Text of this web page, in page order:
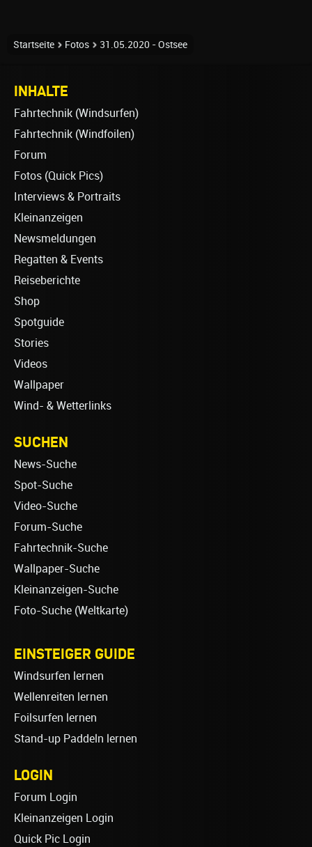
Startseite Fotos 31.05.2020 - Ostsee
INHALTE
Fahrtechnik (Windsurfen)
Fahrtechnik (Windfoilen)
Forum
Fotos (Quick Pics)
Interviews & Portraits
Kleinanzeigen
Newsmeldungen
Regatten & Events
Reiseberichte
Shop
Spotguide
Stories
Videos
Wallpaper
Wind- & Wetterlinks
SUCHEN
News-Suche
Spot-Suche
Video-Suche
Forum-Suche
Fahrtechnik-Suche
Wallpaper-Suche
Kleinanzeigen-Suche
Foto-Suche (Weltkarte)
EINSTEIGER GUIDE
Windsurfen lernen
Wellenreiten lernen
Foilsurfen lernen
Stand-up Paddeln lernen
LOGIN
Forum Login
Kleinanzeigen Login
Quick Pic Login